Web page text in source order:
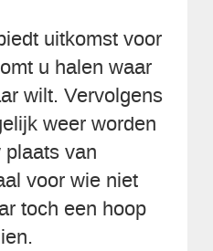
uitkomst voor
u halen waar
wilt. Vervolgens
weer worden
van
voor wie niet
toch een hoop